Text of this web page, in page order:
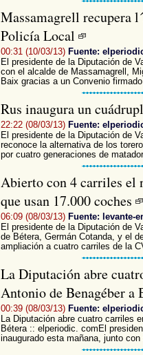
Massamagrell recupera
Policía Local
00:31 (10/03/13) Fuente:
El presidente de la Diputación de
con el alcalde de Massamagrell,
Baix gracias a un Convenio
Rus inaugura un
22:22 (08/03/13) Fuente:
El presidente de la Diputación de
reconoce la alternativa de los
por cuatro generaciones de
Abierto con 4 carriles el
que usan 17.000 coches
06:09 (08/03/13) Fuente: levante-
El presidente de la Diputación de
de Bétera, Germán Cotanda, y el
ampliación a cuatro carriles de la
La Diputación abre
Antonio de Benagéber a
00:39 (08/03/13) Fuente:
La Diputación abre cuatro carriles
Bétera :: elperiodic. comEl
inaugurado esta mañana, junto